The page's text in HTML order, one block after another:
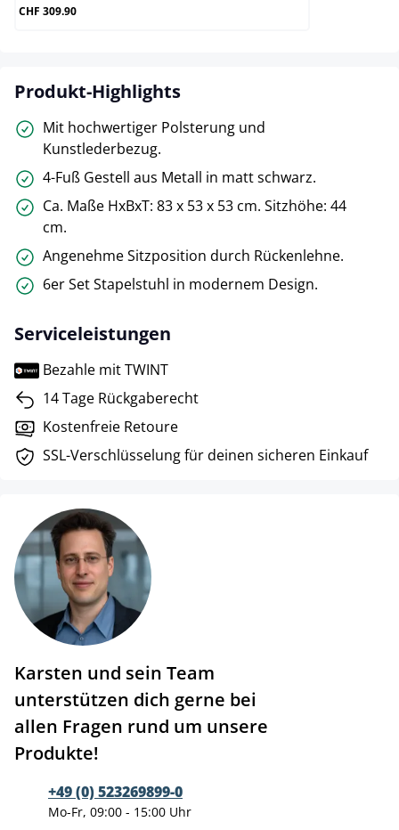
CHF 309.90
Produkt-Highlights
Mit hochwertiger Polsterung und
Kunstlederbezug.
4-Fuß Gestell aus Metall in matt schwarz.
Ca. Maße HxBxT: 83 x 53 x 53 cm. Sitzhöhe: 44
cm.
Angenehme Sitzposition durch Rückenlehne.
6er Set Stapelstuhl in modernem Design.
Serviceleistungen
Bezahle mit TWINT
14 Tage Rückgaberecht
Kostenfreie Retoure
SSL-Verschlüsselung für deinen sicheren Einkauf
Karsten und sein Team
unterstützen dich gerne bei
allen Fragen rund um unsere
Produkte!
+49 (0) 523269899-0
Mo-Fr, 09:00 - 15:00 Uhr